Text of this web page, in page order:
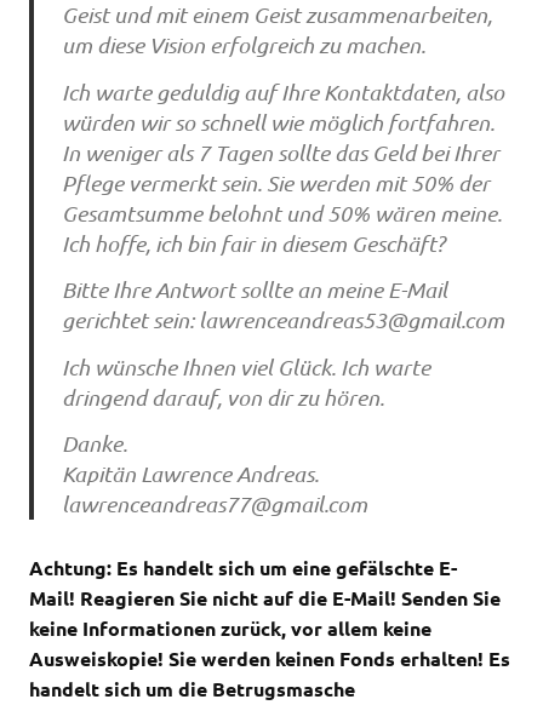
Geist und mit einem Geist zusammenarbeiten,
um diese Vision erfolgreich zu machen.
Ich warte geduldig auf Ihre Kontaktdaten, also
würden wir so schnell wie möglich fortfahren.
In weniger als 7 Tagen sollte das Geld bei Ihrer
Pflege vermerkt sein. Sie werden mit 50% der
Gesamtsumme belohnt und 50% wären meine.
Ich hoffe, ich bin fair in diesem Geschäft?
Bitte Ihre Antwort sollte an meine E-Mail
gerichtet sein: lawrenceandreas53@gmail.com
Ich wünsche Ihnen viel Glück. Ich warte
dringend darauf, von dir zu hören.
Danke.
Kapitän Lawrence Andreas.
lawrenceandreas77@gmail.com
Achtung: Es handelt sich um eine gefälschte E-
Mail! Reagieren Sie nicht auf die E-Mail! Senden Sie
keine Informationen zurück, vor allem keine
Ausweiskopie! Sie werden keinen Fonds erhalten! Es
handelt sich um die Betrugsmasche